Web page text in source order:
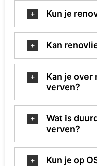
Kun je
Kan
Kan je over
verven?
Wat is
verven?
Kun je op